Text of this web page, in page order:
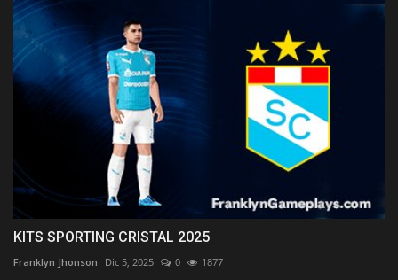
KITS SPORTING CRISTAL 2025
Franklyn Jhonson Dic 5, 2025 0 1877